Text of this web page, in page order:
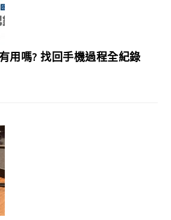
用嗎? 找回手機過程全紀錄